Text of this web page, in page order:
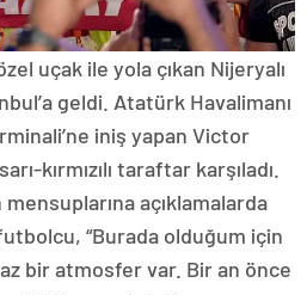
uçak ile yola çıkan Nijeryalı
geldi. Atatürk Havalimanı
iniş yapan Victor
kırmızılı taraftar karşıladı.
mensuplarına açıklamalarda
“Burada olduğum için
bir atmosfer var. Bir an önce